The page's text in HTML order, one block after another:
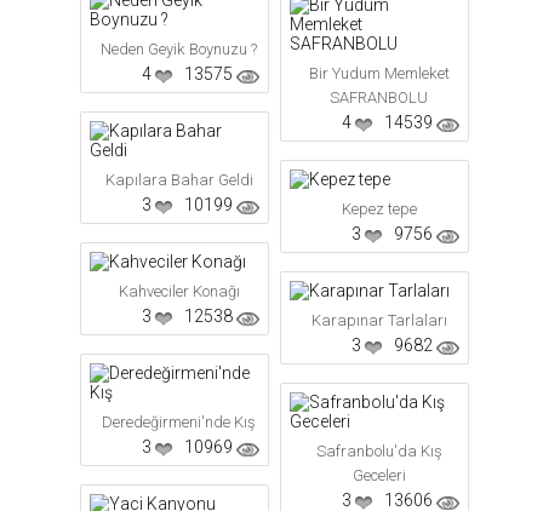
Neden Geyik Boynuzu ?
13575
4
Bir Yudum Memleket
SAFRANBOLU
14539
4
Kapılara Bahar Geldi
10199
3 Kepez tepe
9756
3
Kahveciler Konağı
12538
3 Karapınar Tarlaları
9682
3
Deredeğirmeni'nde Kış
10969
3
Safranbolu'da Kış
Geceleri
13606
3